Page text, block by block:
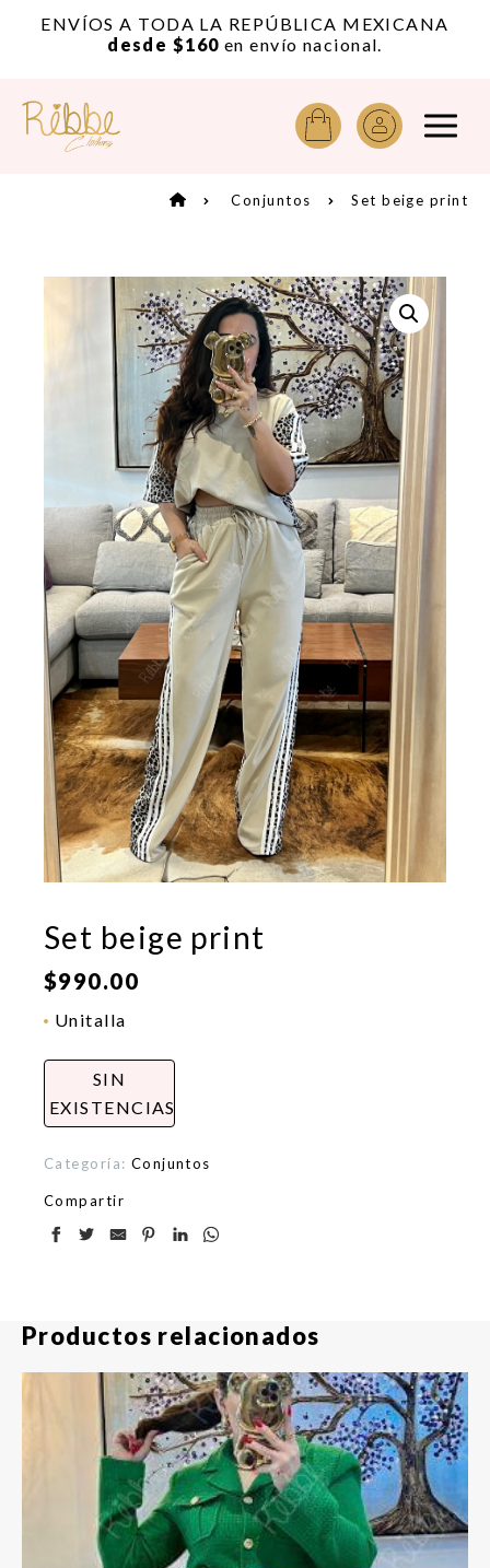
ENVÍOS A TODA LA REPÚBLICA MEXICANA
desde $160 en envío nacional.
Conjuntos Set beige print
Set beige print
$990.00
Unitalla
SIN
EXISTENCIAS
Categoría: Conjuntos
Compartir
Productos relacionados